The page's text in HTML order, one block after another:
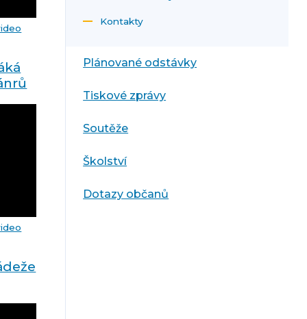
Kontakty
Plánované odstávky
Tiskové zprávy
Soutěže
Školství
Dotazy občanů